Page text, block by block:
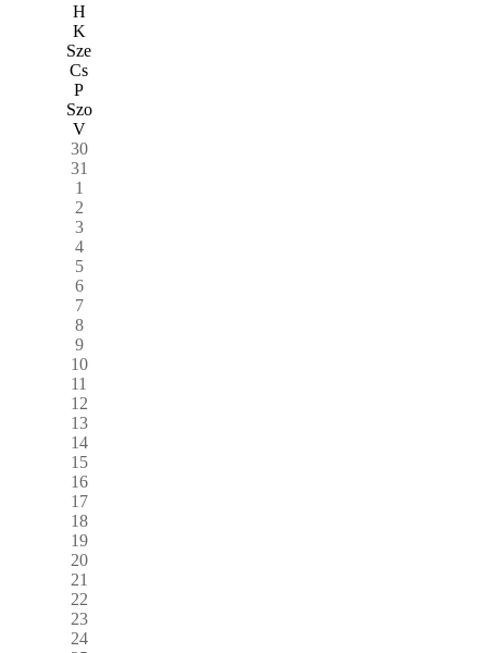
H
K
Sze
Cs
P
Szo
V
30
31
1
2
3
4
5
6
7
8
9
10
11
12
13
14
15
16
17
18
19
20
21
22
23
24